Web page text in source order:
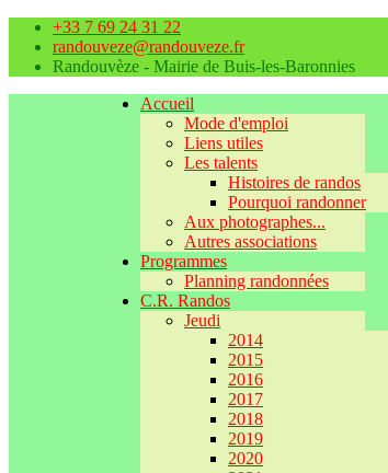
+33 7 69 24 31 22
randouveze@randouveze.fr
Randouvèze - Mairie de Buis-les-Baronnies
Accueil
Mode d'emploi
Liens utiles
Les talents
Histoires de randos
Pourquoi randonner
Aux photographes...
Autres associations
Programmes
Planning randonnées
C.R. Randos
Jeudi
2014
2015
2016
2017
2018
2019
2020